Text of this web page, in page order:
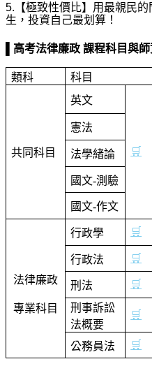
5. 【極致性價比】用最親民
生，投資自己最划算！
高考法律廉政 課程科目與師
類科 科目
共同科目
英文
🛒
憲法
法學緒論
國文-測驗
國文-作文
法律廉政
專業科目
行政學 🛒
行政法 🛒
刑法 🛒
刑事訴訟
法概要
🛒
公務員法 🛒